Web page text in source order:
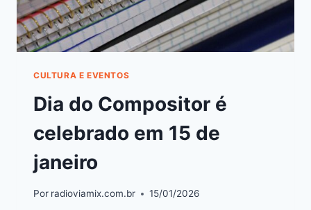
CULTURA E EVENTOS
Dia do Compositor é
celebrado em 15 de
janeiro
Por radioviamix.com.br 15/01/2026